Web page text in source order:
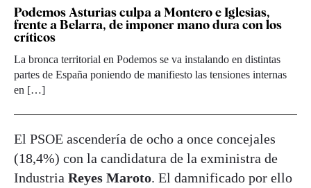
Podemos Asturias culpa a Montero e Iglesias,
frente a Belarra, de imponer mano dura con los
críticos
La bronca territorial en Podemos se va instalando en distintas
partes de España poniendo de manifiesto las tensiones internas
en […]
El PSOE ascendería de ocho a once concejales
(18,4%) con la candidatura de la exministra de
Industria Reyes Maroto. El damnificado por ello